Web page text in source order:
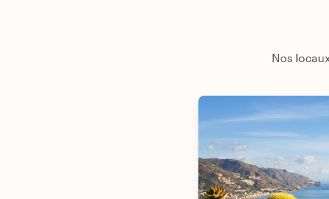
Nos